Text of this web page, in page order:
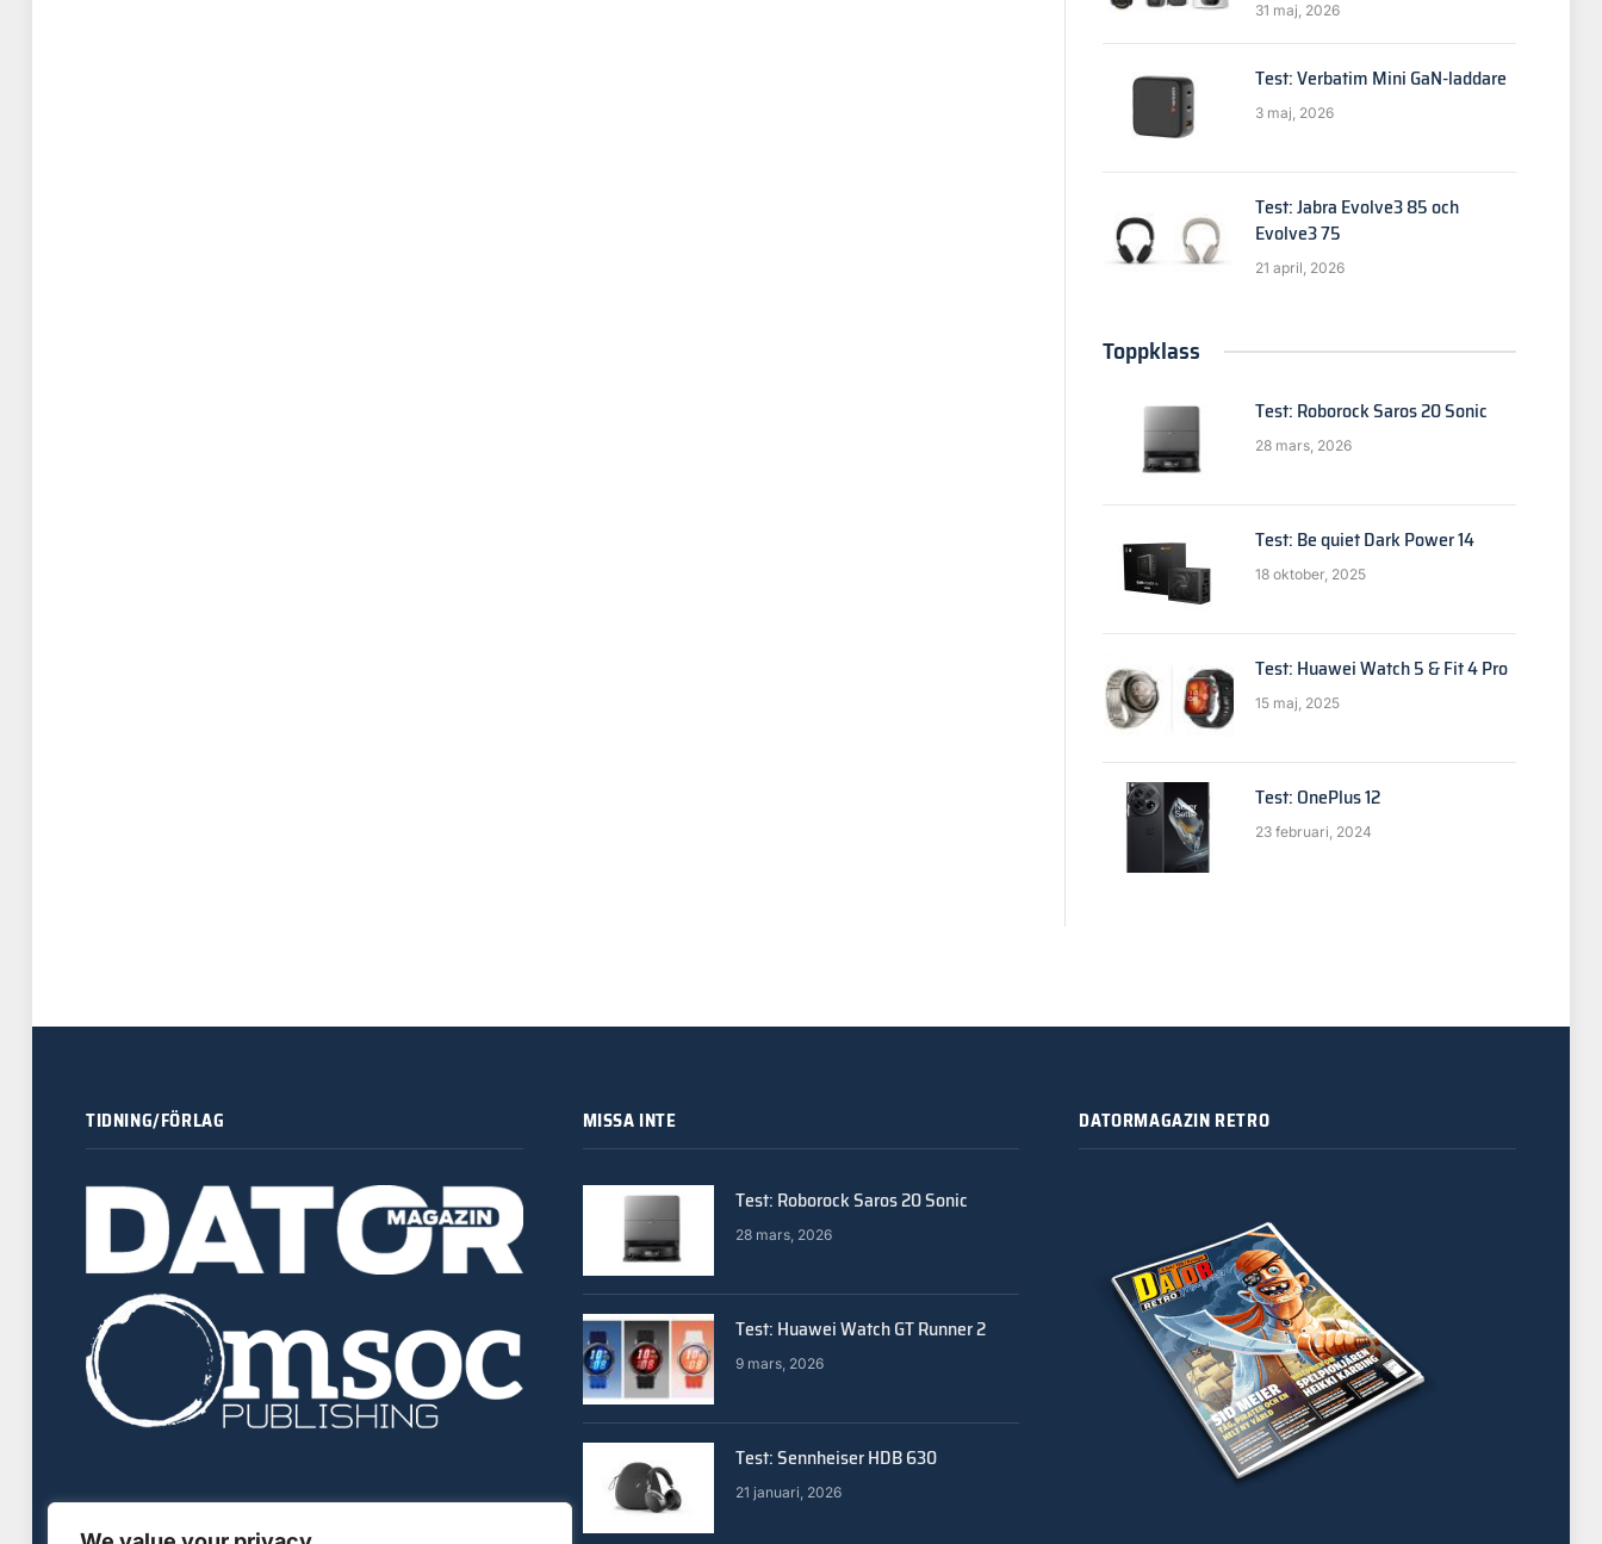
31 maj, 2026
Test: Verbatim Mini GaN-laddare
3 maj, 2026
Test: Jabra Evolve3 85 och
Evolve3 75
21 april, 2026
Toppklass
Test: Roborock Saros 20 Sonic
28 mars, 2026
Test: Be quiet Dark Power 14
18 oktober, 2025
Test: Huawei Watch 5 & Fit 4 Pro
15 maj, 2025
Test: OnePlus 12
23 februari, 2024
TIDNING/FÖRLAG MISSA INTE
Test: Roborock Saros 20 Sonic
28 mars, 2026
Test: Huawei Watch GT Runner 2
9 mars, 2026
Test: Sennheiser HDB 630
21 januari, 2026
DATORMAGAZIN RETRO